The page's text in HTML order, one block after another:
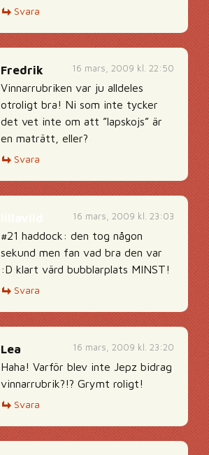
Svara
16 mars, 2009 kl. 22:50
Fredrik
Vinnarrubriken var ju alldeles
otroligt bra! Ni som inte tycker
det vet inte om att ”lapskojs” är
en maträtt, eller?
Svara
16 mars, 2009 kl. 23:03
#21 haddock: den tog någon
sekund men fan vad bra den var
:D klart värd bubblarplats MINST!
Svara
16 mars, 2009 kl. 23:20
Lea
Haha! Varför blev inte Jepz bidrag
vinnarrubrik?!? Grymt roligt!
Svara